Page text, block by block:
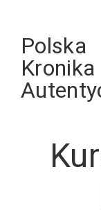
contentPolska
Kronika